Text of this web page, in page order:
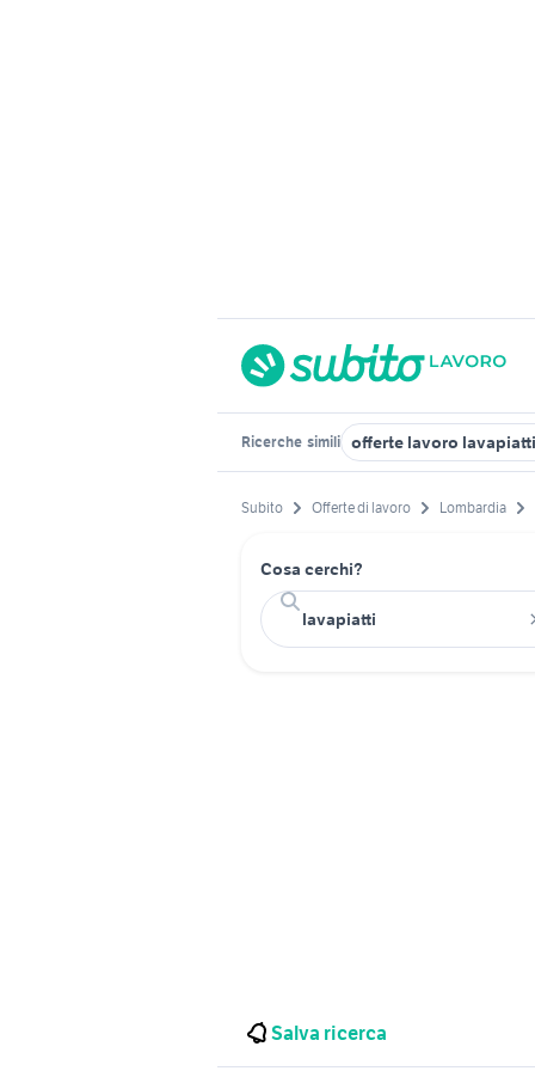
Ricerche simili offerte lavoro
Subito Offerte di lavoro Lombardia
Cosa cerchi?
Salva ricerca